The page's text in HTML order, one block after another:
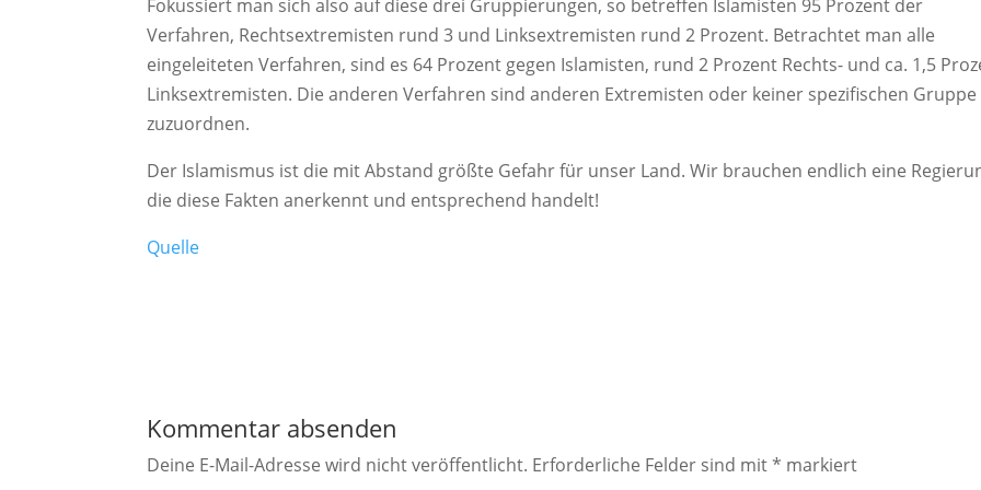
Fokussiert man sich also auf diese drei Gruppierungen, so betreffen Islamisten 95 Prozent der
Verfahren, Rechtsextremisten rund 3 und Linksextremisten rund 2 Prozent. Betrachtet man alle
eingeleiteten Verfahren, sind es 64 Prozent gegen Islamisten, rund 2 Prozent Rechts- und ca. 1,5
Linksextremisten. Die anderen Verfahren sind anderen Extremisten oder keiner spezifischen Gruppe
zuzuordnen.
Der Islamismus ist die mit Abstand größte Gefahr für unser Land. Wir brauchen endlich eine
die diese Fakten anerkennt und entsprechend handelt!
Quelle
Kommentar absenden
Deine E-Mail-Adresse wird nicht veröffentlicht. Erforderliche Felder sind mit* markiert